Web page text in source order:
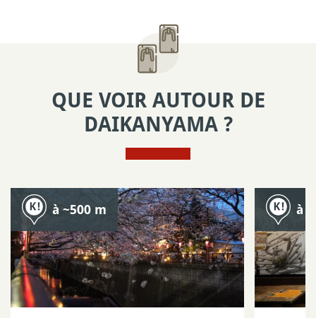
QUE VOIR AUTOUR DE
DAIKANYAMA ?
à ~500 m à